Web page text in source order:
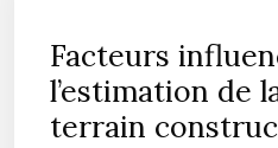
Facteurs
l’estimation de
terrain